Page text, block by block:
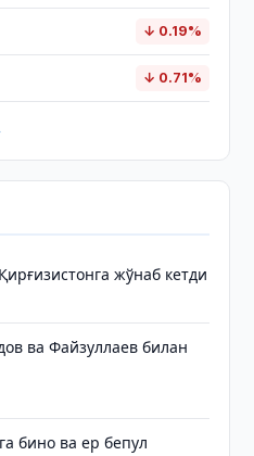
↓ 0.19%
↓ 0.71%
жўнаб кетди
ва Файзуллаев билан
бино ва ер бепул